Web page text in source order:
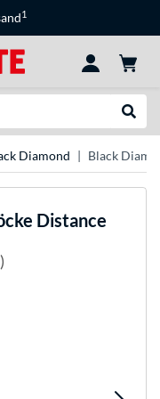
1
Diamond Black
Distance